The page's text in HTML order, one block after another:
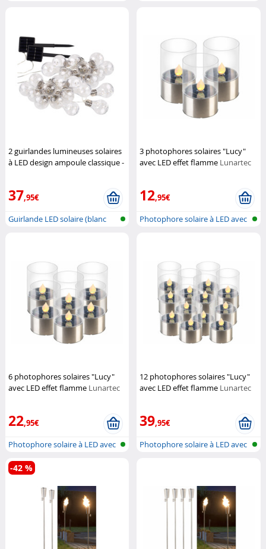
2 guirlandes lumineuses solaires
à LED design ampoule classique -
37,95€
Guirlande LED solaire (blanc
3 photophores solaires "Lucy"
avec LED effet flamme Lunartec
12,95€
Photophore solaire à LED avec
6 photophores solaires "Lucy"
avec LED effet flamme Lunartec
22,95€
Photophore solaire à LED avec
flamm...
12 photophores solaires "Lucy"
avec LED effet flamme Lunartec
39,95€
Photophore solaire à LED avec
-42 %